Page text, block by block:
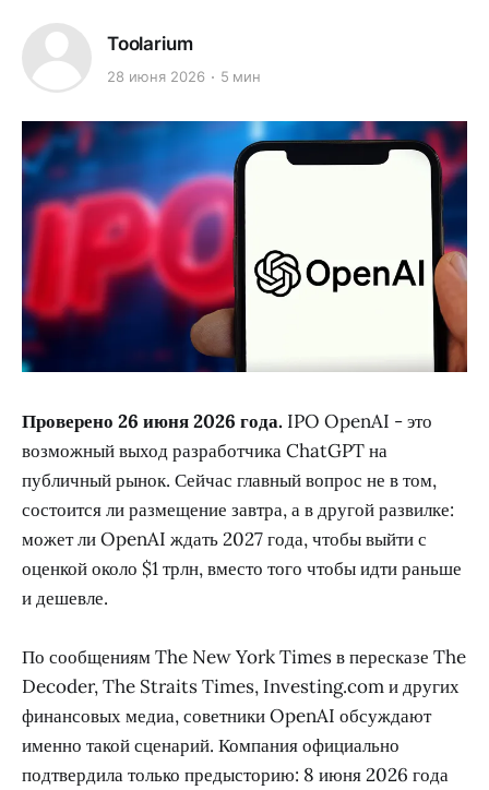
Toolarium
28 июня 2026 5 мин
Проверено 26 июня 2026 года. IPO OpenAI - это
возможный выход разработчика ChatGPT на
публичный рынок. Сейчас главный вопрос не в том,
состоится ли размещение завтра, а в другой развилке:
может ли OpenAI ждать 2027 года, чтобы выйти с
оценкой около $1 трлн, вместо того чтобы идти раньше
и дешевле.
По сообщениям The New York Times в пересказе The
Decoder, The Straits Times, Investing.com и других
финансовых медиа, советники OpenAI обсуждают
именно такой сценарий. Компания официально
подтвердила только предысторию: 8 июня 2026 года